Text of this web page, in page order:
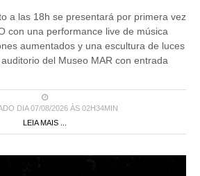
a las 18h se presentará por primera vez
con una performance live de música
aumentados y una escultura de luces
del Museo MAR con entrada
DIA 07/08/2026 ÀS 02H34MIN
LEIA MAIS ...